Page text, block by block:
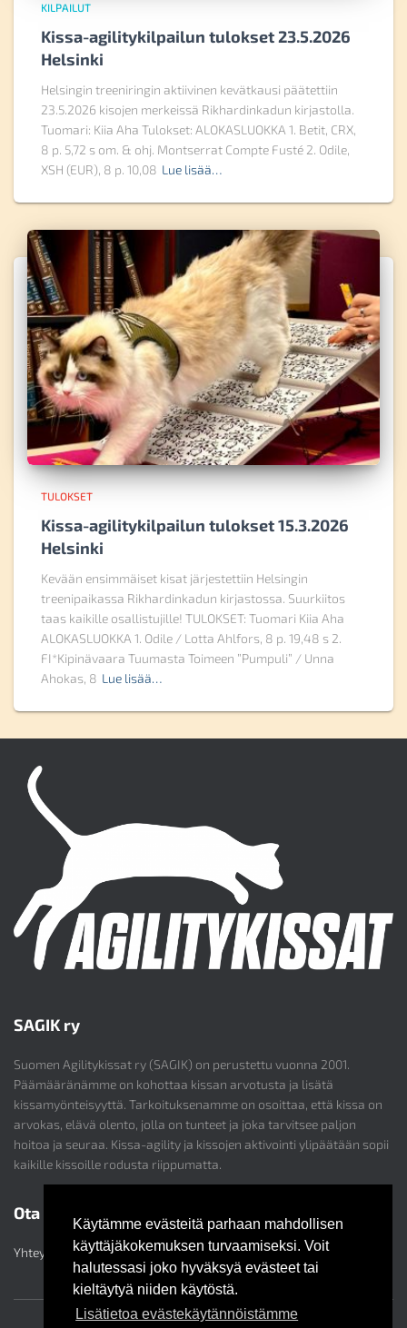
KILPAILUT
Kissa-agilitykilpailun tulokset 23.5.2026
Helsinki
Helsingin treeniringin aktiivinen kevätkausi päätettiin
23.5.2026 kisojen merkeissä Rikhardinkadun kirjastolla.
Tuomari: Kiia Aha Tulokset: ALOKASLUOKKA 1. Betit, CRX,
8 p. 5,72 s om. & ohj. Montserrat Compte Fusté 2. Odile,
XSH (EUR), 8 p. 10,08 Lue lisää…
TULOKSET
Kissa-agilitykilpailun tulokset 15.3.2026
Helsinki
Kevään ensimmäiset kisat järjestettiin Helsingin
treenipaikassa Rikhardinkadun kirjastossa. Suurkiitos
taas kaikille osallistujille! TULOKSET: Tuomari Kiia Aha
ALOKASLUOKKA 1. Odile / Lotta Ahlfors, 8 p. 19,48 s 2.
FI*Kipinävaara Tuumasta Toimeen ”Pumpuli” / Unna
Ahokas, 8 Lue lisää…
SAGIK ry
Suomen Agilitykissat ry (SAGIK) on perustettu vuonna 2001.
Päämääränämme on kohottaa kissan arvotusta ja lisätä
kissamyönteisyyttä. Tarkoituksenamme on osoittaa, että kissa on
arvokas, elävä olento, jolla on tunteet ja joka tarvitsee paljon
hoitoa ja seuraa. Kissa-agility ja kissojen aktivointi ylipäätään sopii
kaikille kissoille rodusta riippumatta.
Ota yhteyttä
Yhteystiedot
Käytämme evästeitä parhaan mahdollisen
käyttäjäkokemuksen turvaamiseksi. Voit
halutessasi joko hyväksyä evästeet tai
kieltäytyä niiden käytöstä.
Lisätietoa evästekäytännöistämme